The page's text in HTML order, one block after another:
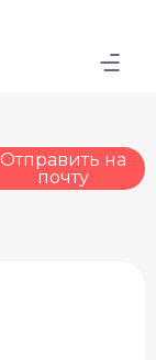
Отправить на
почту